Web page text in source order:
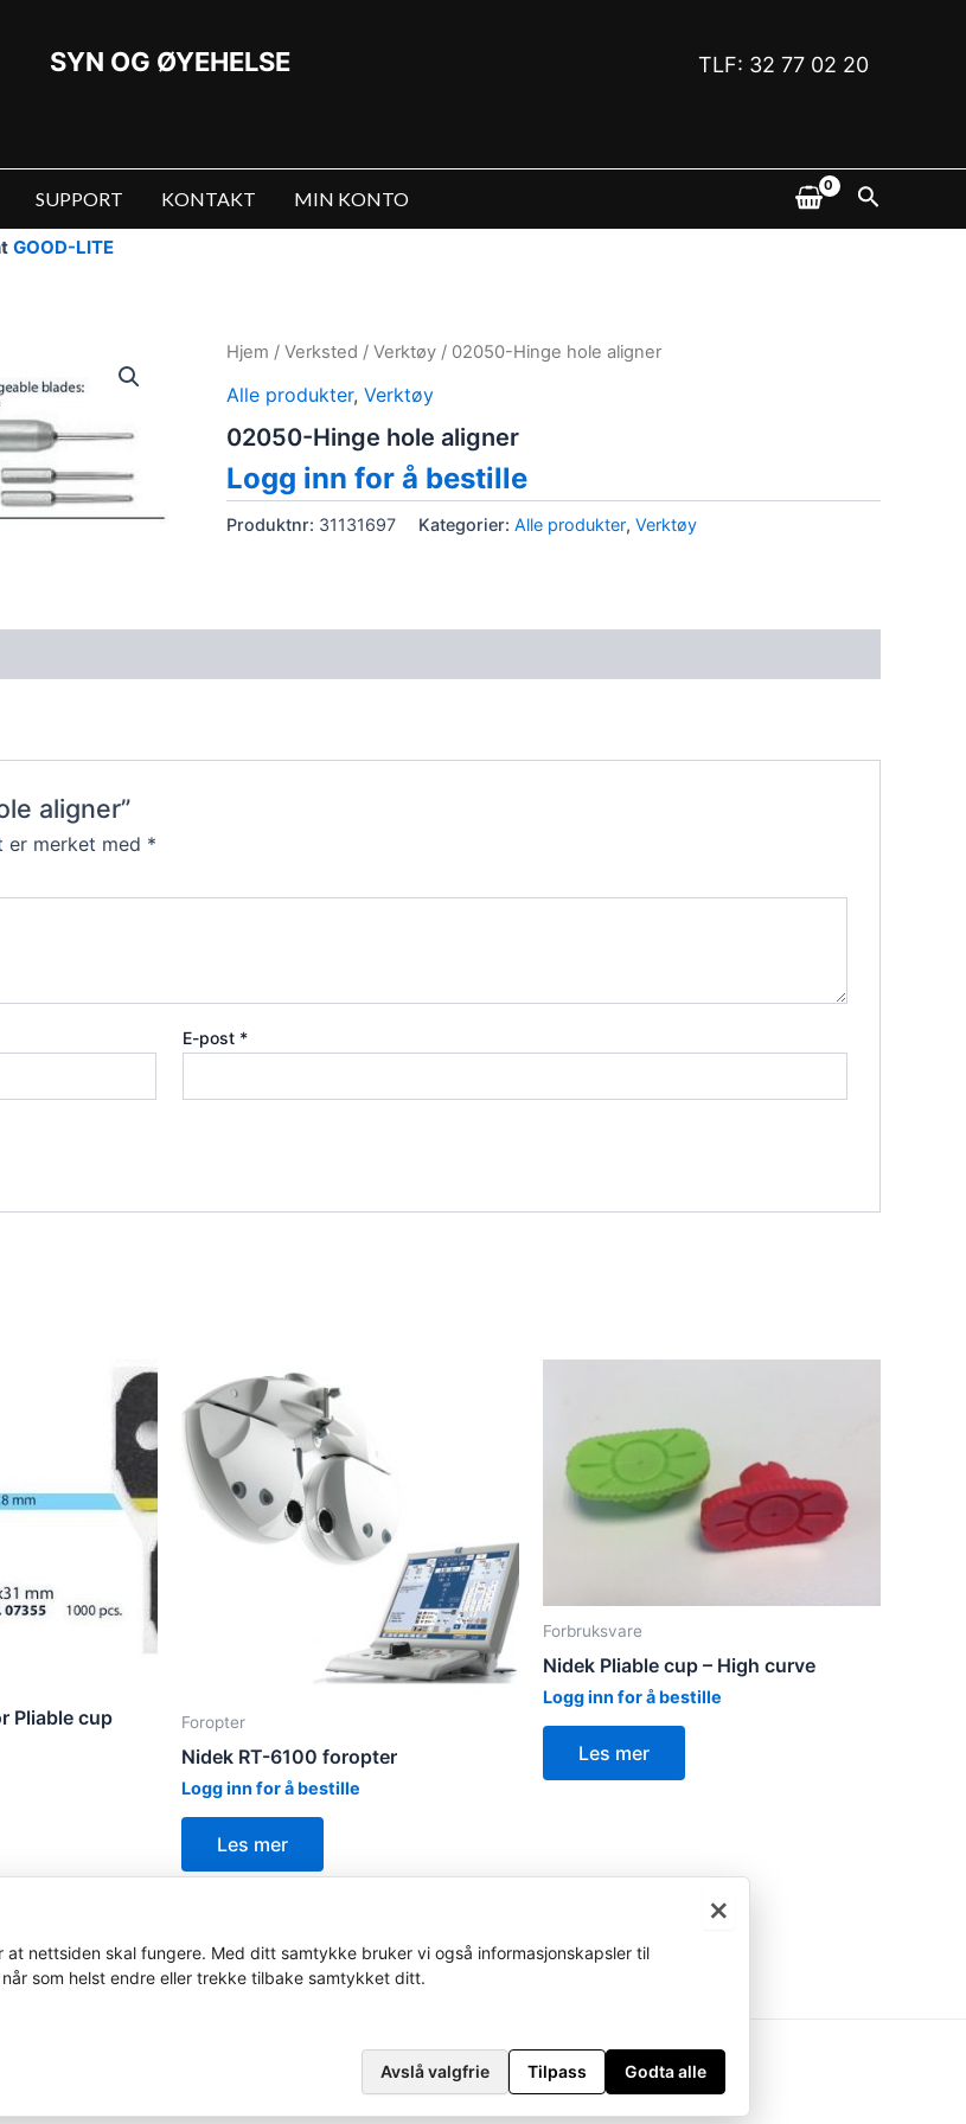
SYN OG ØYEHELSE TLF: 32 77 02 20
SUPPORT KONTAKT MIN KONTO Søk
GOOD-LITE
Hjem / Verksted / Verktøy / 02050-Hinge hole aligner
Alle produkter, Verktøy
02050-Hinge hole aligner
Logg inn for å bestille
Produktnr: 31131697 Kategorier: Alle produkter, Verktøy
aligner”
er merket med *
E-post *
Pliable cup Foropter
Nidek RT-6100 foropter
Logg inn for å bestille
Les mer
Forbruksvare
Nidek Pliable cup – High curve
Logg inn for å bestille
Les mer
×
nettsiden skal fungere. Med ditt samtykke bruker vi også informasjonskapsler til
som helst endre eller trekke tilbake samtykket ditt.
Avslå valgfrie Tilpass Godta alle